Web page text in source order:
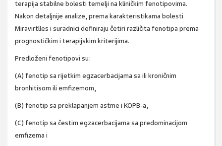
terapija stabilne bolesti temelji na kliničkim fenotipovima.
Nakon detaljnije analize, prema karakteristikama bolesti
Miravirtlles i suradnici definiraju četiri različita fenotipa prema
prognostičkim i terapijskim kriterijima.
Predloženi fenotipovi su:
(A) fenotip sa rijetkim egzacerbacijama sa ili kroničnim
bronhitisom ili emfizemom,
(B) fenotip sa preklapanjem astme i KOPB-a,
(C) fenotip sa čestim egzacerbacijama sa predominacijom
emfizema i